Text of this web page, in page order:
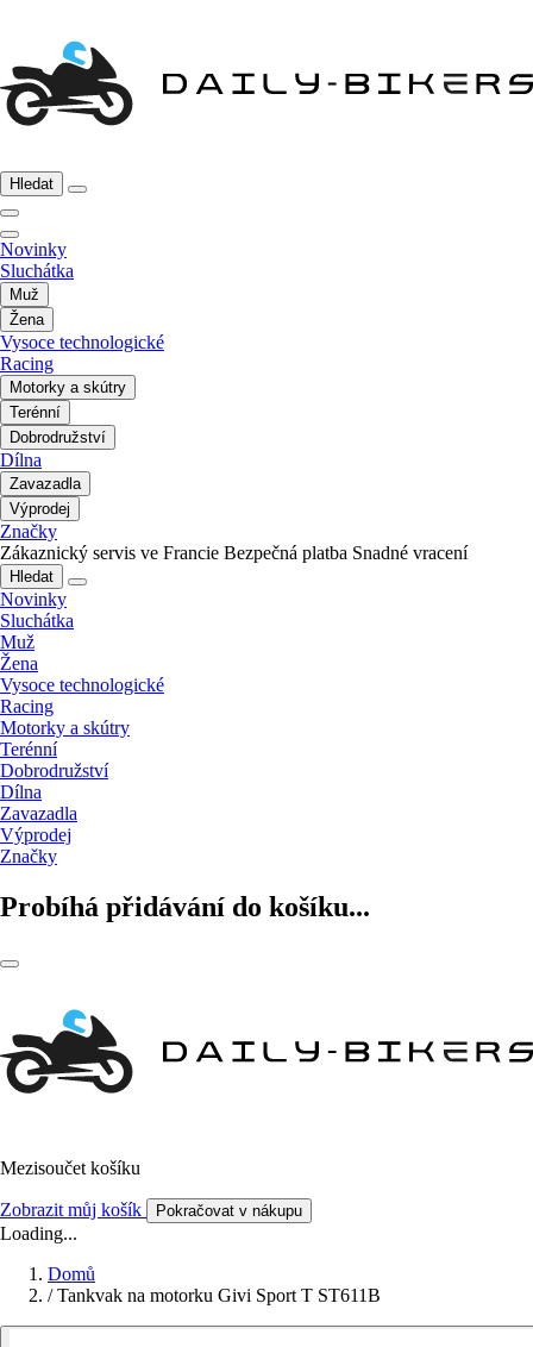
Hledat
Novinky
Sluchátka
Muž
Žena
Vysoce technologické
Racing
Motorky a skútry
Terénní
Dobrodružství
Dílna
Zavazadla
Výprodej
Značky
Zákaznický servis ve Francie Bezpečná platba Snadné vracení
Hledat
Novinky
Sluchátka
Muž
Žena
Vysoce technologické
Racing
Motorky a skútry
Terénní
Dobrodružství
Dílna
Zavazadla
Výprodej
Značky
Probíhá přidávání do košíku...
Mezisoučet košíku
Zobrazit můj košík Pokračovat v nákupu
Loading...
Domů
/ Tankvak na motorku Givi Sport T ST611B